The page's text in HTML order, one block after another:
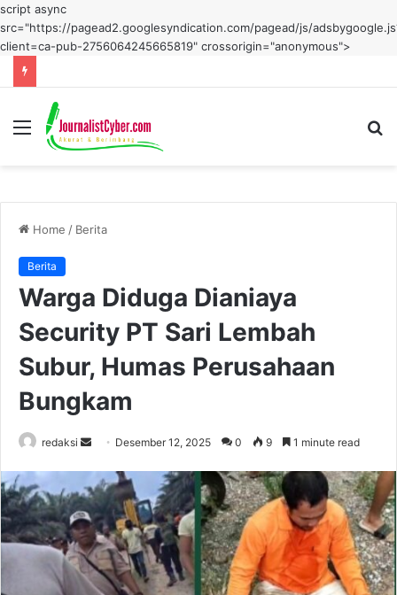
script async
src="https://pagead2.googlesyndication.com/pagead/js/
client=ca-pub-2756064245665819" crossorigin="anonymous">
Menu
Home / Berita
Berita
Warga Diduga Dianiaya
Security PT Sari Lembah
Subur, Humas Perusahaan
Bungkam
redaksi
Send
email
Desember 12, 2025 0 9 1 minute read